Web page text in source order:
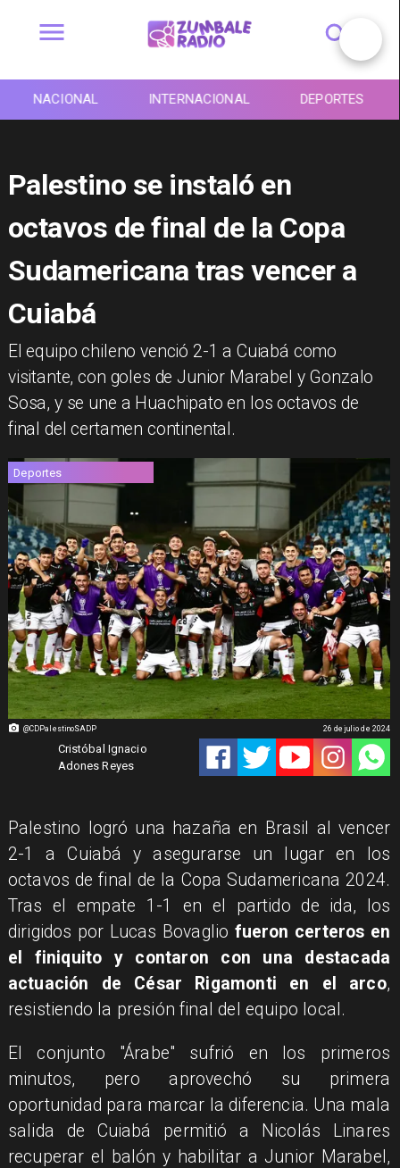
NACIONAL INTERNACIONAL DEPORTES
Palestino se instaló en
octavos de final de la Copa
Sudamericana tras vencer a
Cuiabá
​El equipo chileno venció 2-1 a Cuiabá como
visitante, con goles de Junior Marabel y Gonzalo
Sosa, y se une a Huachipato en los octavos de
final del certamen continental.
@CDPalestinoSADP
Deportes
Cristóbal Ignacio
Adones Reyes
26 de julio de 2024
Palestino logró una hazaña en Brasil al vencer
2-1 a Cuiabá y asegurarse un lugar en los
octavos de final de la Copa Sudamericana 2024.
Tras el empate 1-1 en el partido de ida, los
dirigidos por Lucas Bovaglio fueron certeros en
el finiquito y contaron con una destacada
actuación de César Rigamonti en el arco,
resistiendo la presión final del equipo local.
El conjunto "Árabe" sufrió en los primeros
minutos, pero aprovechó su primera
oportunidad para marcar la diferencia. Una mala
salida de Cuiabá permitió a Nicolás Linares
recuperar el balón y habilitar a Junior Marabel,